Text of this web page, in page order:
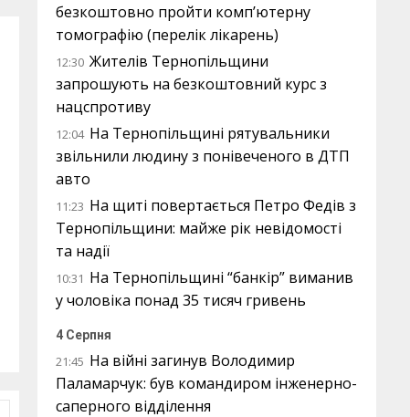
безкоштовно пройти комп’ютерну
томографію (перелік лікарень)
12:30 Жителів Тернопільщини
запрошують на безкоштовний курс з
нацспротиву
12:04 На Тернопільщині рятувальники
звільнили людину з понівеченого в ДТП
авто
11:23 На щиті повертається Петро Федів з
Тернопільщини: майже рік невідомості
та надії
10:31 На Тернопільщині “банкір” виманив
у чоловіка понад 35 тисяч гривень
4 Серпня
21:45 На війні загинув Володимир
Паламарчук: був командиром інженерно-
саперного відділення